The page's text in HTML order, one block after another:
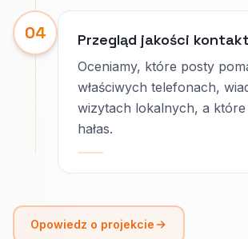
04 Przegląd jakości
Oceniamy, które posty
właściwych telefonach,
wizytach lokalnych, a
hałas.
Opowiedz o projekcie